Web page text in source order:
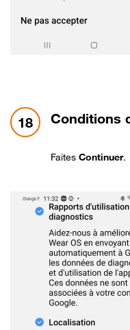
18 étape 18:
Conditions
Faites Continuer.